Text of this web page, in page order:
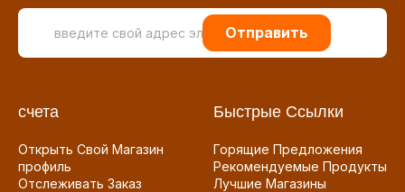
Отправить
счета
Открыть Свой Магазин
профиль
Отслеживать Заказ
Быстрые Ссылки
Горящие Предложения
Рекомендуемые Продукты
Лучшие Магазины